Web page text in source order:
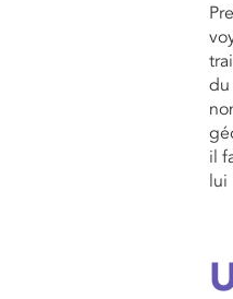
du
il
lui